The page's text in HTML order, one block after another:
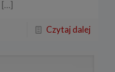
[…]
Czytaj dalej